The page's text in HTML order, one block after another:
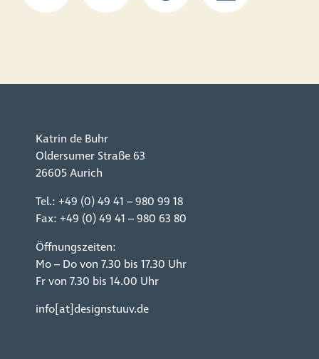
Katrin de Buhr
Oldersumer Straße 63
26605 Aurich
Tel.: +49 (0) 49 41 – 980 99 18
Fax: +49 (0) 49 41 – 980 63 80
Öffnungszeiten:
Mo – Do von 7.30 bis 17.30 Uhr
Fr von 7.30 bis 14.00 Uhr
info[at]designstuuv.de